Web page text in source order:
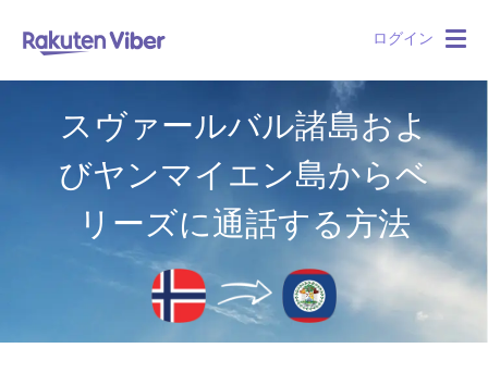
ログイン
スヴァールバル諸島およ
びヤンマイエン島からベ
リーズに通話する方法